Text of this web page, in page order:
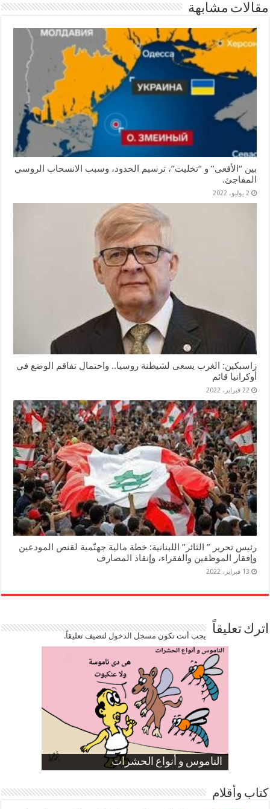
مقالات مشابهة
بين “الأفعى” و “تخليت”، ترسيم الحدود، وسبب الانسحاب الروسي
المفاجئ.
2 يوليو، 2022
زاسبكين: الغرب يسعى لشيطنة روسيا.. واحتمال تفاقم الوضع في
أوكرانيا قائم
22 فبراير، 2022
رئيس تحرير ” الثائر” اللبنانية: خطة مالية جهنّمية لقنص المودعين
وإفقار الموظفين والفقراء، وإنقاذ المصارف
13 فبراير، 2022
اترك تعليقاً يجب أنت تكون مسجل الدخوللتضيف تعليقاً.
الناموس و أنواع الحشرات
الموظفين بعد ارتفاع الأسعار
ارتفاع نسبة الطلاق في مصر
صورة كاركاتيرية
صورة كاركاتيرية
كتاب وأقلام